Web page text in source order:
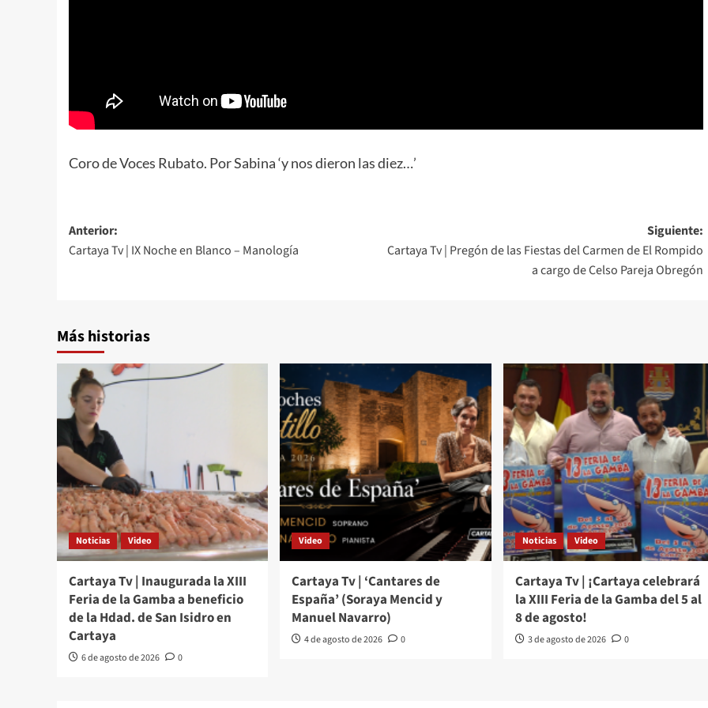
Coro de Voces Rubato. Por Sabina ‘y nos dieron las diez…’
Anterior:
Cartaya Tv | IX Noche en Blanco – Manología
Siguiente:
Cartaya Tv | Pregón de las Fiestas del Carmen de El Rompido
a cargo de Celso Pareja Obregón
Más historias
Noticias Video
Cartaya Tv | Inaugurada la XIII
Feria de la Gamba a beneficio
de la Hdad. de San Isidro en
Cartaya
6 de agosto de 2026 0
Video
Cartaya Tv | ‘Cantares de
España’ (Soraya Mencid y
Manuel Navarro)
4 de agosto de 2026 0
Noticias Video
Cartaya Tv | ¡Cartaya celebrará
la XIII Feria de la Gamba del 5 al
8 de agosto!
3 de agosto de 2026 0